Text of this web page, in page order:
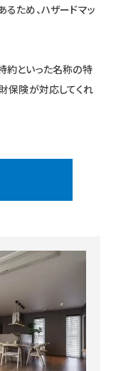
ため、ハザードマッ
約といった名称の特
保険が対応してくれ